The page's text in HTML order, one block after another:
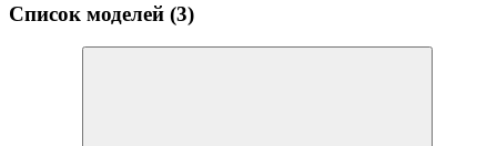
Список моделей (3)